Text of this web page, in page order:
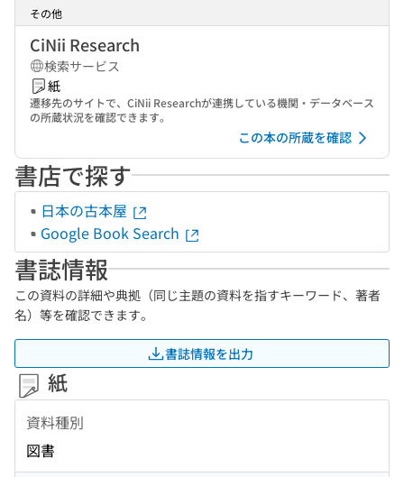
その他
CiNii Research
検索サービス
紙
遷移先のサイトで、CiNii Researchが連携している機関・データベース
の所蔵状況を確認できます。
この本の所蔵を確認
書店で探す
日本の古本屋
Google Book Search
書誌情報
この資料の詳細や典拠（同じ主題の資料を指すキーワード、著者
名）等を確認できます。
書誌情報を出力
紙
資料種別
図書